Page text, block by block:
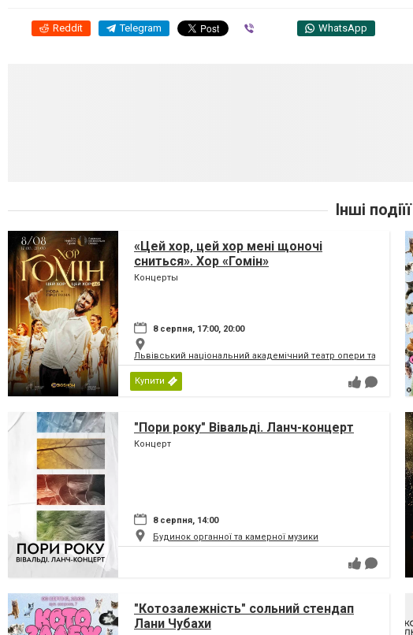
Reddit Telegram WhatsApp
Інші
«Цей хор, цей хор мені щоночі
сниться». Хор «Гомін»
Концерты
8 серпня, 17:00, 20:00
Львівський національний академічний театр опери та балету
Купити
"Пори року" Вівальді. Ланч-концерт
Концерт
8 серпня, 14:00
Будинок органної та камерної музики
"Котозалежність" сольний стендап
Лани Чубахи